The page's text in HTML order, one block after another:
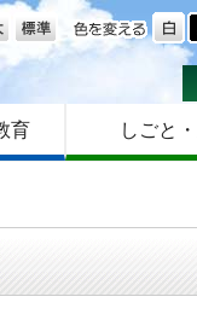
色を
大きさ
育 しごと